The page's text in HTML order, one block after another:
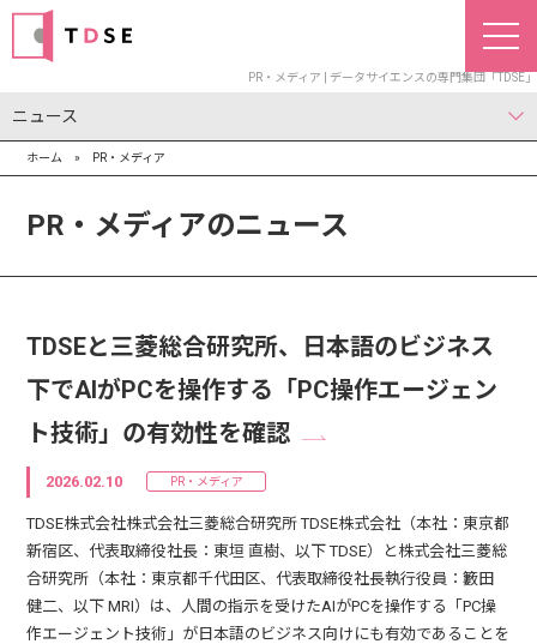
PR・メディア | データサイエンスの専門集団「TDSE」
ニュース
お知らせ
PR・メディア
ホーム » PR・メディア
PR・メディアのニュース
TDSEと三菱総合研究所、日本語のビジネス
下でAIがPCを操作する「PC操作エージェン
ト技術」の有効性を確認
2026.02.10 PR・メディア
TDSE株式会社株式会社三菱総合研究所 TDSE株式会社（本社：東京都
新宿区、代表取締役社長：東垣 直樹、以下 TDSE）と株式会社三菱総
合研究所（本社：東京都千代田区、代表取締役社長執行役員：籔田
健二、以下 MRI）は、人間の指示を受けたAIがPCを操作する「PC操
作エージェント技術」が日本語のビジネス向けにも有効であることを